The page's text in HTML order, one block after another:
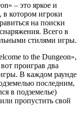
– это яркое и
в котором игроки
на поиски
Всего в
стилями игры.
to the Dungeon»,
проиграв два
В каждом раунде
последним,
в подземелье)
пропустить свой